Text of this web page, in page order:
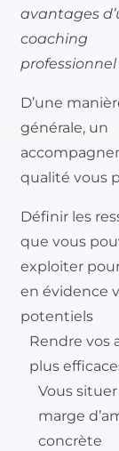
avantages
coaching
professionnel
D’une
générale, un
qualité vous
Définir les
que vous
exploiter
en évidence
potentiels
Rendre vos
plus
Vous
marge
concrète